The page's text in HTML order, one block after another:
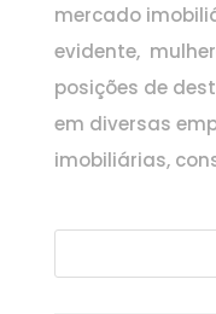
mercado
evidente,
posições de
em diversas
imobiliárias,